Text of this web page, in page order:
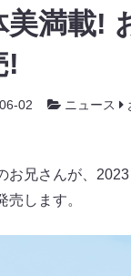
美満載!
!
02 ニュース
お兄さんが、
売します。